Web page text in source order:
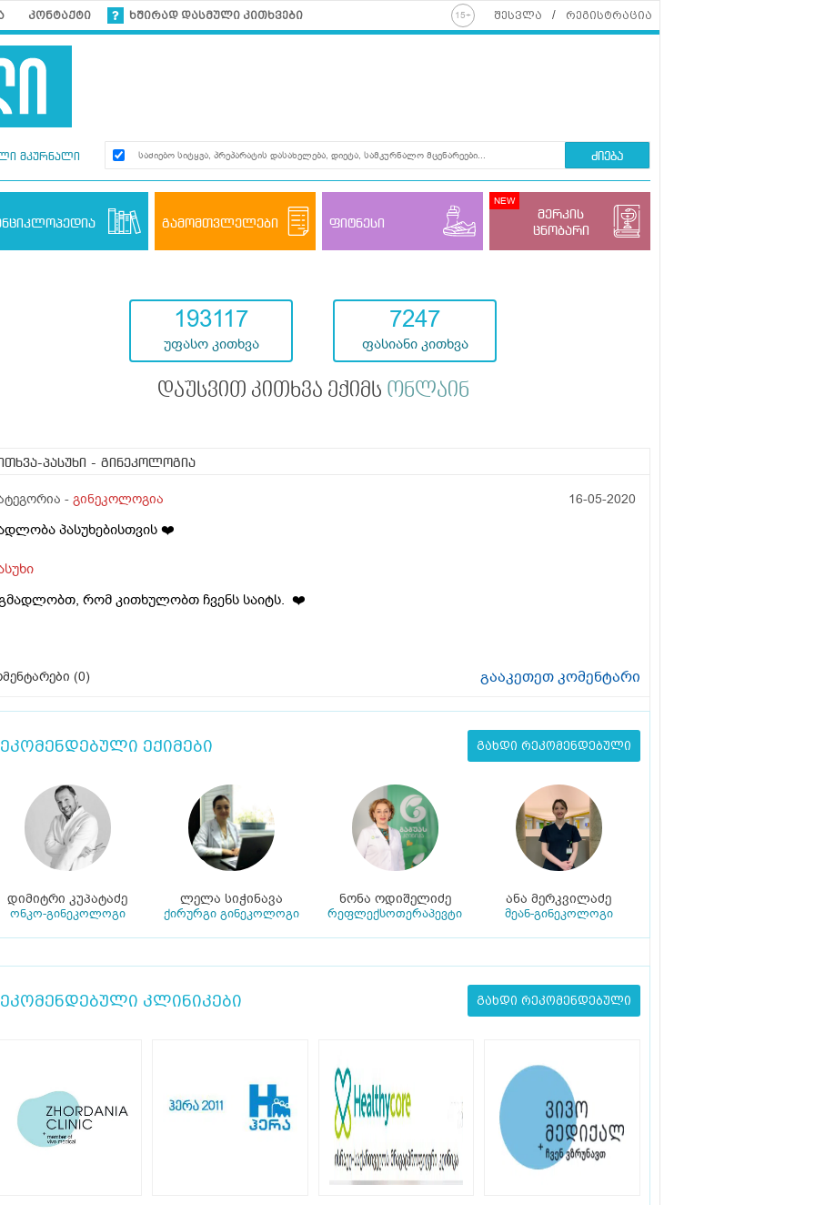
კონტაქტი ხშირად დასმული კითხვები შესვლა რეგისტრაცია
მკურნალი ძიება
გამომთვლელები ფიტნესი
მერკის
ცნობარი
193117
უფასო კითხვა
7247
ფასიანი კითხვა
დაუსვით კითხვა ექიმს ონლაინ
პასუხი - გინეკოლოგია
- გინეკოლოგია 16-05-2020
პასუხებისთვის ❤️
რომ კითხულობთ ჩვენს საიტს. ❤️
(0) გააკეთეთ კომენტარი
ექიმები გახდი რეკომენდებული
დიმიტრი კუპატაძე
ონკო-გინეკოლოგი
ლელა სიჭინავა
ქირურგი გინეკოლოგი
ნონა ოდიშელიძე
რეფლექსოთერაპევტი
ანა მერკვილაძე
მეან-გინეკოლოგი
კლინიკები გახდი რეკომენდებული